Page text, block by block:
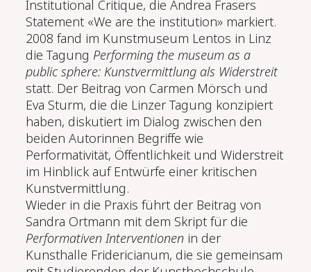
Institutional Critique, die Andrea Frasers
Statement «We are the institution» markiert.
2008 fand im Kunstmuseum Lentos in Linz
die Tagung Performing the museum as a
public sphere: Kunstvermittlung als Widerstreit
statt. Der Beitrag von Carmen Mörsch und
Eva Sturm, die die Linzer Tagung konzipiert
haben, diskutiert im Dialog zwischen den
beiden Autorinnen Begriffe wie
Performativität, Öffentlichkeit und Widerstreit
im Hinblick auf Entwürfe einer kritischen
Kunstvermittlung.
Wieder in die Praxis führt der Beitrag von
Sandra Ortmann mit dem Skript für die
Performativen Interventionen in der
Kunsthalle Fridericianum, die sie gemeinsam